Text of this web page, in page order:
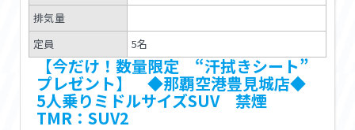
排気量
定員
5名
【今だけ！数量限定 “汗拭きシート”
プレゼント】 ◆那覇空港豊見城店◆
5人乗りミドルサイズSUV 禁煙
TMR：SUV2